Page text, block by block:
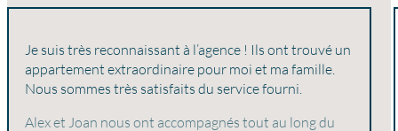
Je suis très reconnaissant à l’agence ! Ils ont trouvé un
appartement extraordinaire pour moi et ma famille.
Nous sommes très satisfaits du service fourni.
Alex et Joan nous ont accompagnés tout au long du